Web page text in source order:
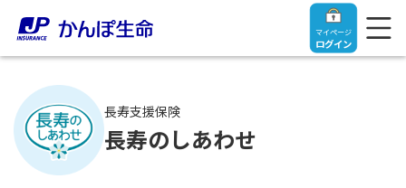
マイページ
ログイン
トップ
長寿支援保険
長寿のしあわせ